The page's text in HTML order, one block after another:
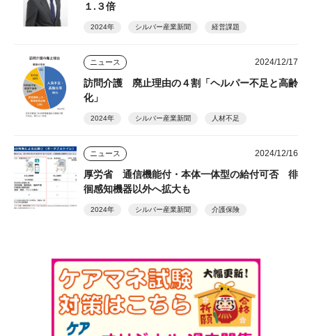
１.３倍
2024年 シルバー産業新聞 経営課題
ニュース 2024/12/17
訪問介護 廃止理由の４割「ヘルパー不足と高齢
化」
2024年 シルバー産業新聞 人材不足
ニュース 2024/12/16
厚労省 通信機能付・本体一体型の給付可否 徘
徊感知機器以外へ拡大も
2024年 シルバー産業新聞 介護保険